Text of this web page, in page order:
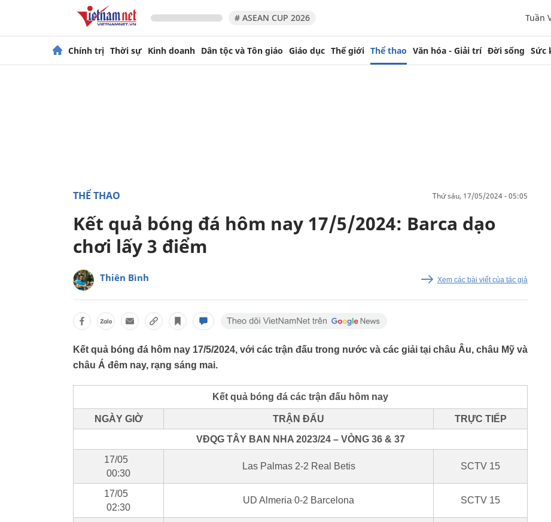
# ASEAN CUP 2026 Tuần
Chính trị Thời sự Kinh doanh Dân tộc và Tôn giáo Giáo dục Thế giới Thể thao Văn hóa - Giải trí Đời sống Sức
THỂ THAO thứ sáu, 17/05/2024 - 05:05
Kết quả bóng đá hôm nay 17/5/2024: Barca dạo
chơi lấy 3 điểm
Thiên Bình Xem các bài viết của tác giả
Kết quả bóng đá hôm nay 17/5/2024, với các trận đấu trong nước và các giải tại châu Âu, châu Mỹ và
châu Á đêm nay, rạng sáng mai.
Kết quả bóng đá các trận đấu hôm nay
NGÀY GIỜ TRẬN ĐẤU
TRỰC TIẾP
VĐQG TÂY BAN NHA 2023/24 – VÒNG 36 & 37
17/05
00:30
Las Palmas 2-2 Real Betis SCTV 15
17/05
02:30
UD Almeria 0-2 Barcelona SCTV 15